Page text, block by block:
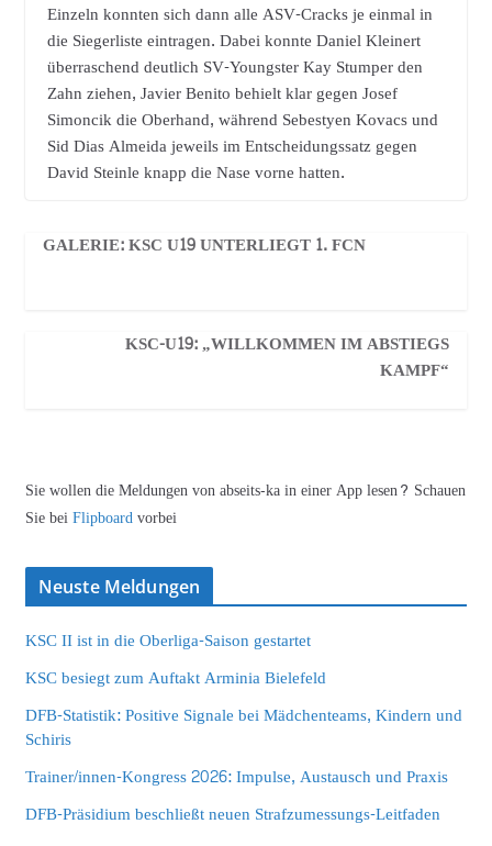
Einzeln konnten sich dann alle ASV-Cracks je einmal in
die Siegerliste eintragen. Dabei konnte Daniel Kleinert
überraschend deutlich SV-Youngster Kay Stumper den
Zahn ziehen, Javier Benito behielt klar gegen Josef
Simoncik die Oberhand, während Sebestyen Kovacs und
Sid Dias Almeida jeweils im Entscheidungssatz gegen
David Steinle knapp die Nase vorne hatten.
GALERIE: KSC U19 UNTERLIEGT 1. FCN
KSC-U19: „WILLKOMMEN IM ABSTIEGS
KAMPF“
Sie wollen die Meldungen von abseits-ka in einer App lesen? Schauen
Sie beiFlipboardvorbei
Neuste Meldungen
KSC II ist in die Oberliga-Saison gestartet
KSC besiegt zum Auftakt Arminia Bielefeld
DFB-Statistik: Positive Signale bei Mädchenteams, Kindern und
Schiris
Trainer/innen-Kongress 2026: Impulse, Austausch und Praxis
DFB-Präsidium beschließt neuen Strafzumessungs-Leitfaden